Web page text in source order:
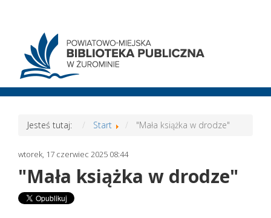
Jesteś tutaj: Start "Mała książka w drodze"
wtorek, 17 czerwiec 2025 08:44
"Mała książka w drodze"